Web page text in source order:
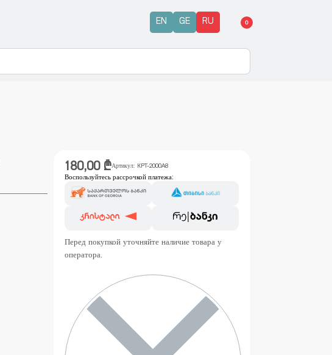
EN GE RU 0
180,00 ₾Артикул: KPT-2000A8
Воспользуйтесь рассрочкой платежа:
Перед покупкой уточняйте наличие товара у
оператора.